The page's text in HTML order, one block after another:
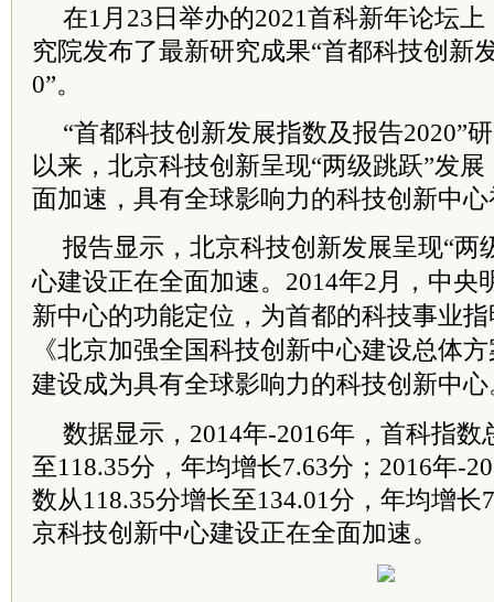
在1月23日举办的2021首科新年论坛
究院发布了最新研究成果“首都科技创新
0”。
“首都科技创新发展指数及报告2020”
以来，北京科技创新呈现“两级跳跃”发
面加速，具有全球影响力的科技创新中
报告显示，北京科技创新发展呈现“两
心建设正在全面加速。2014年2月，中央
新中心的功能定位，为首都的科技事业
《北京加强全国科技创新中心建设总体
建设成为具有全球影响力的科技创新中心
数据显示，2014年-2016年，首科指数
至118.35分，年均增长7.63分；2016年-
数从118.35分增长至134.01分，年均增
京科技创新中心建设正在全面加速。